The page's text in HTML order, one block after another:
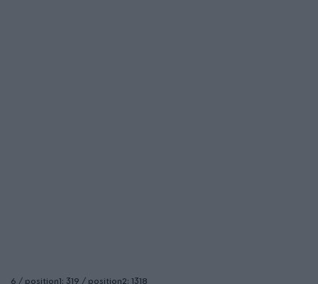
6 / position1: 319 / position2: 1318